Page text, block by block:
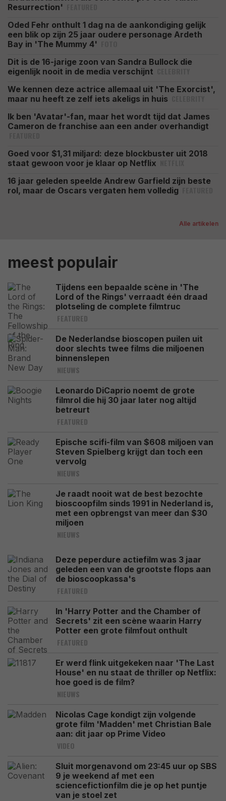
Resurrection'
Oded Fehr onthult 1 dag na de aankondiging gelijk
een blik op zijn 25 jaar oudere personage Ardeth
Bay in 'The Mummy 4'
Dit is de 16-jarige zoon van Sandra Bullock die
eigenlijk nooit in de media verschijnt
We kennen deze actrice allemaal uit 'The Exorcist',
maar nu heeft ze zelf iets akeligs in huis
Ik ben 'Avatar'-fan, maar het wordt tijd dat James
Cameron de franchise aan een ander overhandigt
Goed voor $1,31 miljard: deze blockbuster uit 2018
staat gewoon voor je klaar op Netflix
16 jaar geleden speelde Andrew Garfield zijn beste
rol, maar de Oscars vergaten hem volledig
Alle artikelen
meest populair
Tijdens een bepaalde scène in 'The
Lord of the Rings' verraadt één draad
plotseling de complete filmtruc
FEATURED
De Nederlandse bioscopen puilen uit
door slechts twee films die miljoenen
binnenslepen
NIEUWS
Leonardo DiCaprio noemt de grote
filmrol die hij 30 jaar later nog altijd
betreurt
FEATURED
Epische scifi-film van $608 miljoen van
Steven Spielberg krijgt dan toch een
vervolg
NIEUWS
Je raadt nooit wat de best bezochte
bioscoopfilm sinds 1991 in Nederland is,
met een opbrengst van meer dan $30
miljoen
NIEUWS
Deze peperdure actiefilm was 3 jaar
geleden een van de grootste flops aan
de bioscoopkassa's
FEATURED
In 'Harry Potter and the Chamber of
Secrets' zit een scène waarin Harry
Potter een grote filmfout onthult
FEATURED
Er werd flink uitgekeken naar 'The Last
House' en nu staat de thriller op Netflix:
hoe goed is de film?
NIEUWS
Nicolas Cage kondigt zijn volgende
grote film 'Madden' met Christian Bale
aan: dit jaar op Prime Video
VIDEO
Sluit morgenavond om 23:45 uur op SBS
9 je weekend af met een
sciencefictionfilm die je op het puntje
van je stoel zet